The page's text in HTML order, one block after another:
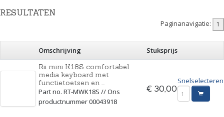
RESULTATEN
Paginanavigatie:
Omschrijving
Stuksprijs
Rii mini K18S comfortabel
media keyboard met
functietoetsen en ...
Part no. RT-MWK18S // Ons
productnummer 00043918
€ 30,00
Snelselecteren